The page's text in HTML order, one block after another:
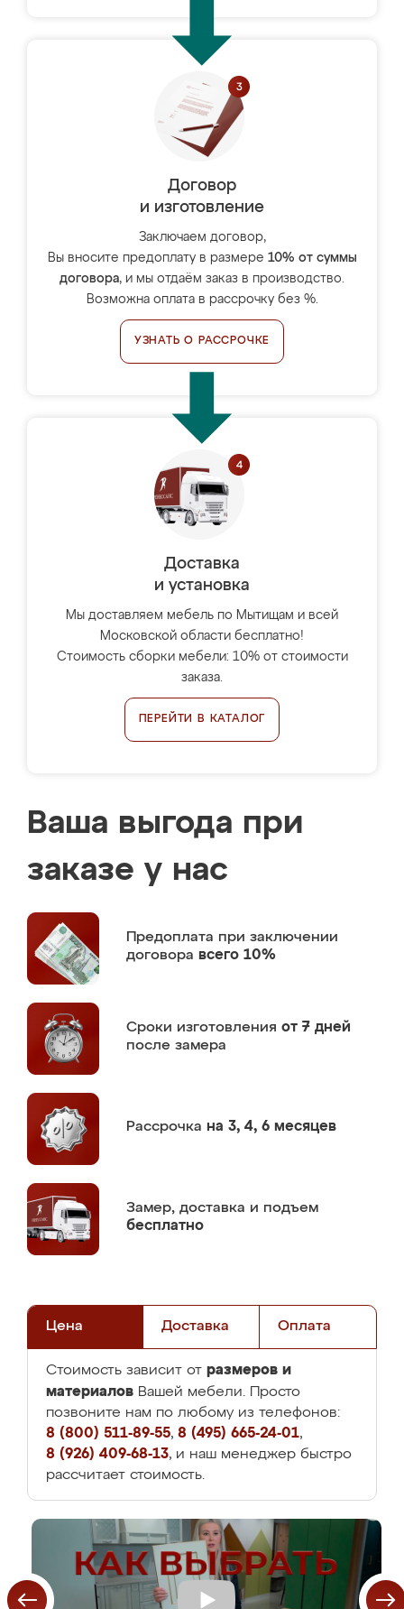
Договор
и изготовление
Заключаем договор,
Вы вносите предоплату в размере 10% от суммы
договора, и мы отдаём заказ в производство.
Возможна оплата в рассрочку без %.
УЗНАТЬ О РАССРОЧКЕ
Доставка
и установка
Мы доставляем мебель по Мытищам и всей
Московской области бесплатно!
Стоимость сборки мебели: 10% от стоимости
заказа.
ПЕРЕЙТИ В КАТАЛОГ
Ваша выгода при
заказе у нас
Предоплата при заключении
договора всего 10%
Сроки изготовления от 7 дней
после замера
Рассрочка на 3, 4, 6 месяцев
Замер, доставка и подъем
бесплатно
Цена Доставка Оплата
Стоимость зависит от размеров и
материалов Вашей мебели. Просто
позвоните нам по любому из телефонов:
8 (800) 511-89-55, 8 (495) 665-24-01,
8 (926) 409-68-13, и наш менеджер быстро
рассчитает стоимость.